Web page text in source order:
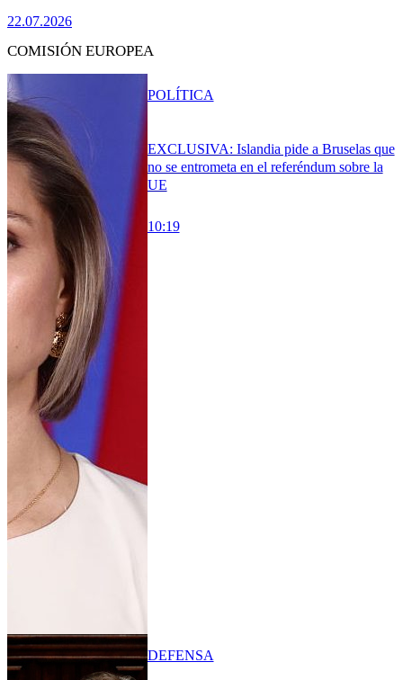
22.07.2026
COMISIÓN EUROPEA
EXCLUSIVA: Islandia pide a Bruselas que
no se entrometa en el referéndum sobre la
UE
10:19
POLÍTICA
DEFENSA